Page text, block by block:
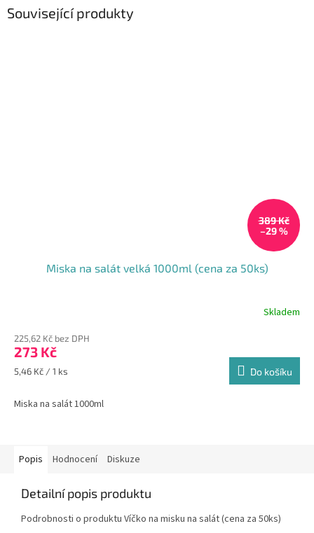
Související produkty
389 Kč
–29 %
Miska na salát velká 1000ml (cena za 50ks)
produktu
je
5,0
hvězdiček.
Skladem
225,62 Kč bez DPH
273 Kč
Měrná
5,46 Kč / 1 ks Do košíku
Miska na salát 1000ml
Popis Hodnocení Diskuze
Detailní popis produktu
Podrobnosti o produktu Víčko na misku na salát (cena za 50ks)